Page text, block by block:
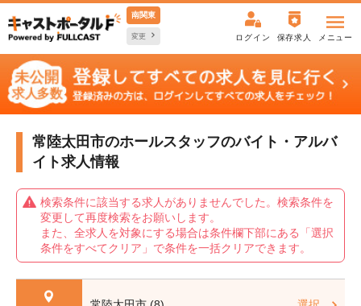
南関東
変更 ログイン 保存求人 メニュー
常陸太田市のホールスタッフのバイト・アルバ
イト求人情報
検索条件に該当する求人がありませんでした。検索条件を
変更して再度検索をお願いします。
また、全求人を対象にする場合は条件欄下部にある「選択
条件をすべてクリア」で条件を一括クリアできます。